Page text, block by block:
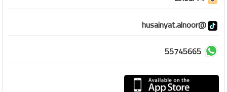
@husainyat.alnoor
55745665